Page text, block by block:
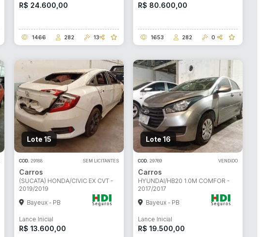
R$ 24.600,00
1466 282 13
R$ 80.600,00
1653 282 0
Lote 15
COD. 29188 SEM LICITANTES
Carros
(SUCATA) HONDA/CIVIC EX CVT -
2019/2019
Bayeux - PB
Lance Inicial
R$ 13.600,00
Lote 16
COD. 29769 VENDIDO
Carros
HYUNDAI/HB20 1.0M COMFOR -
2017/2017
Bayeux - PB
Lance Inicial
R$ 19.500,00